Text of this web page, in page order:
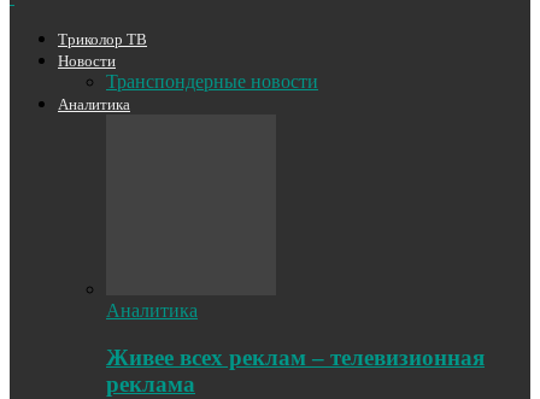
Триколор ТВ
Новости
Транспондерные новости
Аналитика
Аналитика
Живее всех реклам – телевизионная
реклама